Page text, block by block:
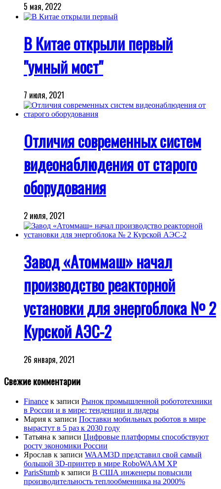
5 мая, 2022
В Китае открыли первый
"умный мост"
7 июля, 2021
Отличия современных систем
видеонаблюдения от старого
оборудования
2 июля, 2021
Завод «Атоммаш» начал
производство реакторной
установки для энергоблока № 2
Курской АЭС-2
26 января, 2021
Свежие комментарии
Finance к записи Рынок промышленной робототехники
в России и в мире: тенденции и лидеры
Мария к записи Поставки мобильных роботов в мире
вырастут в 5 раз к 2030 году
Татьяна к записи Цифровые платформы способствуют
росту экономики России
Ярослав к записи WAAM3D представил свой самый
большой 3D-принтер в мире RoboWAAM XP
ParisStumb к записи В США инженеры повысили
производительность теплообменника на 2000%